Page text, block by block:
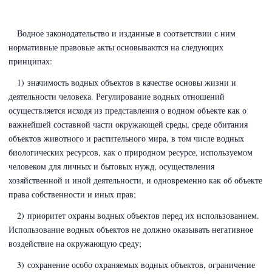
Водное законодательство и изданные в соответствии с ним
нормативные правовые акты основываются на следующих
принципах:
1) значимость водных объектов в качестве основы жизни и
деятельности человека. Регулирование водных отношений
осуществляется исходя из представления о водном объекте как о
важнейшей составной части окружающей среды, среде обитания
объектов животного и растительного мира, в том числе водных
биологических ресурсов, как о природном ресурсе, используемом
человеком для личных и бытовых нужд, осуществления
хозяйственной и иной деятельности, и одновременно как об объекте
права собственности и иных прав;
2) приоритет охраны водных объектов перед их использованием.
Использование водных объектов не должно оказывать негативное
воздействие на окружающую среду;
3) сохранение особо охраняемых водных объектов, ограничение